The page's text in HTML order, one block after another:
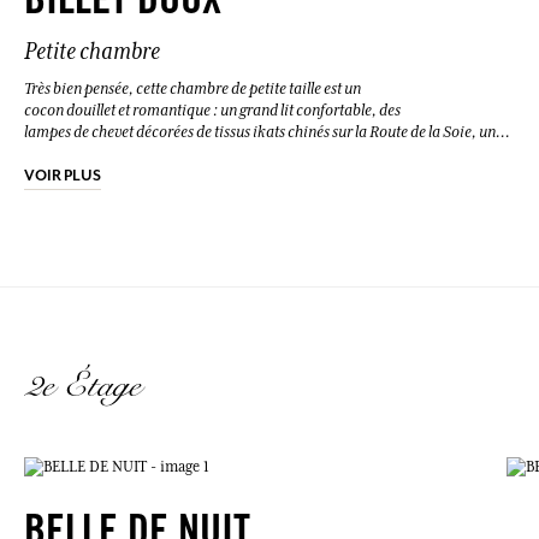
coton et toutes les chambres sont climatisées.
Petite chambre
Très bien pensée, cette chambre de petite taille est un
cocon douillet et romantique : un grand lit confortable, des
lampes de chevet décorées de tissus ikats chinés sur la Route de la Soie, une
lin, les serviettes de toilette en coton et toutes les chambres sont climatisées.
VOIR PLUS
2e Étage